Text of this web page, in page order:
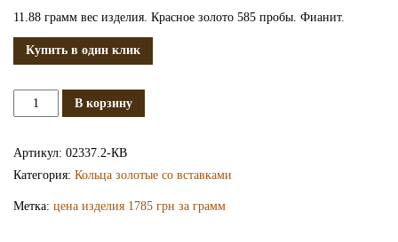
11.88 грамм вес изделия. Красное золото 585 пробы. Фианит.
Купить в один клик
КоличествоВ корзину
Артикул: 02337.2-КВ
Категория: Кольца золотые со вставками
Метка: цена изделия 1785 грн за грамм